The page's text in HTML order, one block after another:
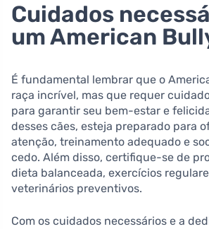
Cuidados
um American
É fundamental lembrar que o
raça incrível, mas que requer
para garantir seu bem-estar e
desses cães, esteja preparado para
atenção, treinamento adequado e
cedo. Além disso, certifique-se de
dieta balanceada, exercícios
veterinários preventivos.
Com os cuidados necessários e a